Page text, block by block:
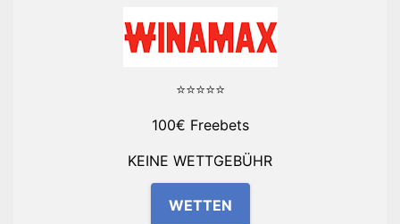
⭐⭐⭐⭐⭐
100€ Freebets
KEINE WETTGEBÜHR
WETTEN